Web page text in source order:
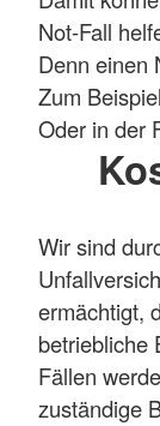
Not-Fall
Denn einen
Zum
Oder in der
Wir sind
ermächtigt,
betriebliche
Fällen
zuständige